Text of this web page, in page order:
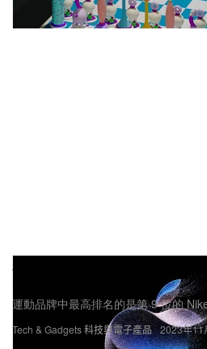
Tech & Gadgets 科技與電子產品
Apple 連霸 11 年，2023 全
公佈
運動品牌中最高排名的是第 9 位的
2023年11